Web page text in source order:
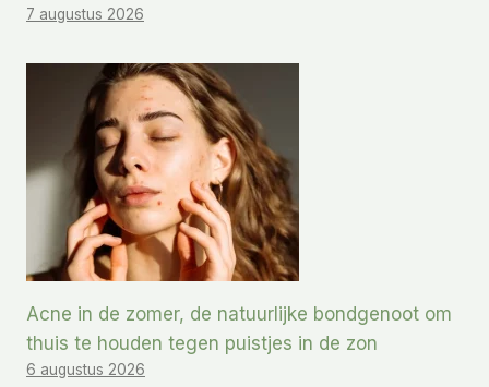
7 augustus 2026
Acne in de zomer, de natuurlijke bondgenoot om
thuis te houden tegen puistjes in de zon
6 augustus 2026